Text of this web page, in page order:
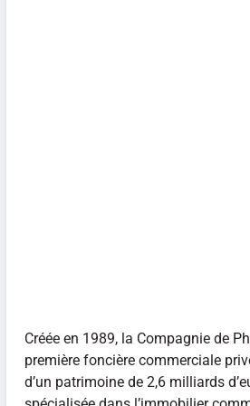
Créée en 1989, la Compagnie de
première foncière commerciale
d’un patrimoine de 2,6 milliards